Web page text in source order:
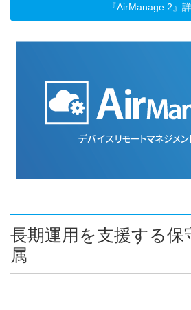
『AirManage 2』
長期運用を支援する保
属